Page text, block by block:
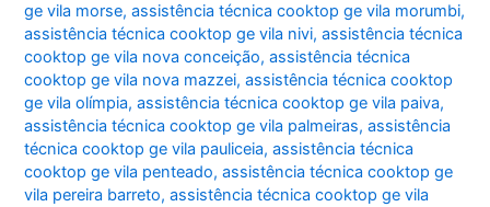
ge vila morse,assistência técnica cooktop ge vila morumbi,
assistência técnica cooktop ge vila nivi,assistência técnica
cooktop ge vila nova conceição,assistência técnica
cooktop ge vila nova mazzei,assistência técnica cooktop
ge vila olímpia,assistência técnica cooktop ge vila paiva,
assistência técnica cooktop ge vila palmeiras,assistência
técnica cooktop ge vila pauliceia,assistência técnica
cooktop ge vila penteado,assistência técnica cooktop ge
vila pereira barreto,assistência técnica cooktop ge vila